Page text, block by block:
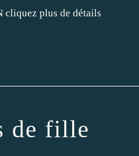
cliquez plus de détails
de fille